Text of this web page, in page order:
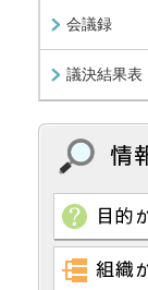
会議録
議決結果表